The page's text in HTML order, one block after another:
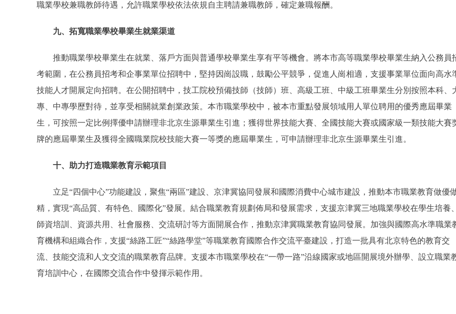
職業學校兼職教師待遇，允許職業學校依法依規自主聘請兼職教師，確定兼職報酬。
九、拓寬職業學校畢業生就業渠道
推動職業學校畢業生在就業、落戶方面與普通學校畢業生享有平等機會。將本市高等職業學校畢業生納入公務員
考範圍，在公務員招考和企事業單位招聘中，堅持因崗設職，鼓勵公平競爭，促進人崗相適，支援事業單位面向高水
技能人才開展定向招聘。在公開招聘中，技工院校預備技師（技師）班、高級工班、中級工班畢業生分別按照本科、
專、中專學歷對待，並享受相關就業創業政策。本市職業學校中，被本市重點發展領域用人單位聘用的優秀應屆畢業
生，可按照一定比例擇優申請辦理非北京生源畢業生引進；獲得世界技能大賽、全國技能大賽或國家級一類技能大賽
牌的應屆畢業生及獲得全國職業院校技能大賽一等獎的應屆畢業生，可申請辦理非北京生源畢業生引進。
十、助力打造職業教育示範項目
立足“四個中心”功能建設，聚焦“兩區”建設、京津冀協同發展和國際消費中心城市建設，推動本市職業教育做優
精，實現“高品質、有特色、國際化”發展。結合職業教育規劃佈局和發展需求，支援京津冀三地職業學校在學生培養、
師資培訓、資源共用、社會服務、交流研討等方面開展合作，推動京津冀職業教育協同發展。加強與國際高水準職業
育機構和組織合作，支援“絲路工匠”“絲路學堂”等職業教育國際合作交流平臺建設，打造一批具有北京特色的教育交
流、技能交流和人文交流的職業教育品牌。支援本市職業學校在“一帶一路”沿線國家或地區開展境外辦學、設立職業
育培訓中心，在國際交流合作中發揮示範作用。